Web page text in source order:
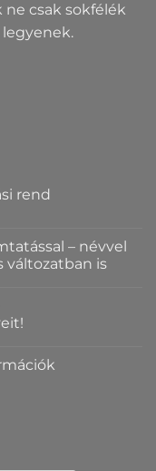
csak sokfélék
legyenek.
rend
– névvel
változatban is